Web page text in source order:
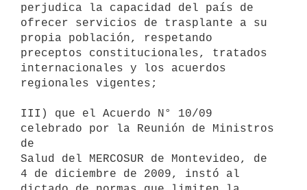
perjudica la capacidad del país de
ofrecer servicios de trasplante a su
propia población, respetando
preceptos constitucionales, tratados
internacionales y los acuerdos
regionales vigentes;
III) que el Acuerdo N° 10/09
celebrado por la Reunión de Ministros
de
Salud del MERCOSUR de Montevideo, de
4 de diciembre de 2009, instó al